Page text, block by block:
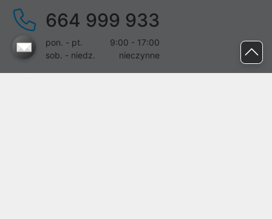
664 999 933
pon. - pt.
9:00 - 17:00
sob. - niedz.
nieczynne